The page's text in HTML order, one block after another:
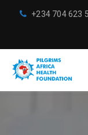
+234 704 623